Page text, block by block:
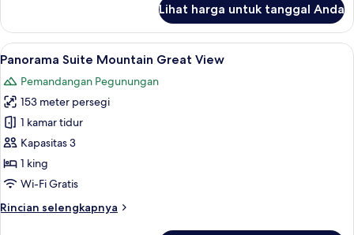
Executive
Suite
Mountain
View
Lihat harga untuk tanggal Anda
Lihat
semua
foto
untuk
Panorama
Suite
Mountain
Great
Seprai katun Mesir, seprai premium,
4
Panorama Suite Mountain Great View
Pemandangan Pegunungan
153 meter persegi
1 kamar tidur
Kapasitas 3
1 king
Wi-Fi Gratis
Rincian selengkapnya
Rincian